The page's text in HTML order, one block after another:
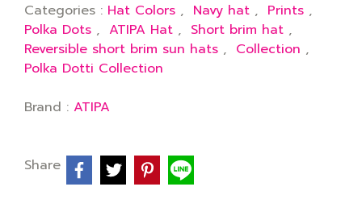
Categories : Hat Colors , Navy hat , Prints ,
Polka Dots , ATIPA Hat , Short brim hat ,
Reversible short brim sun hats , Collection ,
Polka Dotti Collection
Brand : ATIPA
Share